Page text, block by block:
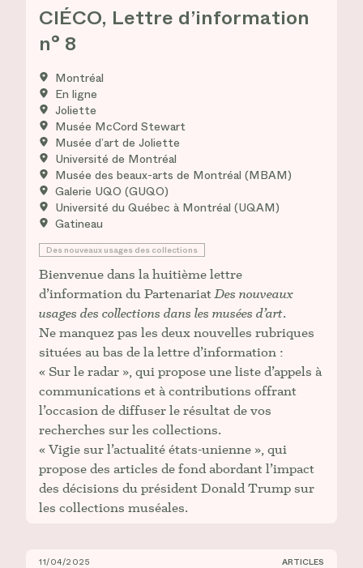
CIÉCO, Lettre d’information
n° 8
Montréal
En ligne
Joliette
Musée McCord Stewart
Musée d’art de Joliette
Université de Montréal
Musée des beaux-arts de Montréal (MBAM)
Galerie UQO (GUQO)
Université du Québec à Montréal (UQAM)
Gatineau
Des nouveaux usages des collections
Bienvenue dans la huitième lettre
d’information du Partenariat Des nouveaux
usages des collections dans les musées d’art.
Ne manquez pas les deux nouvelles rubriques
situées au bas de la lettre d’information :
« Sur le radar », qui propose une liste d’appels à
communications et à contributions offrant
l’occasion de diffuser le résultat de vos
recherches sur les collections.
« Vigie sur l’actualité états-unienne », qui
propose des articles de fond abordant l’impact
des décisions du président Donald Trump sur
les collections muséales.
Parution du numéro 40 de la revue _Marges_,
11/04/2025 ARTICLES